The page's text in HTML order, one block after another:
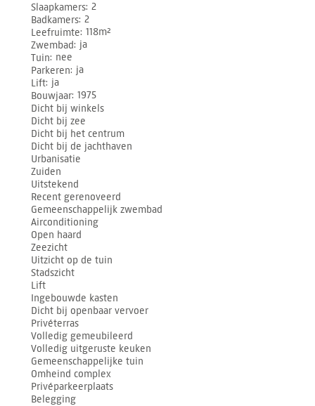
Slaapkamers 2
Badkamers 2
Leefruimte 118m²
Zwembad ja
Tuin nee
Parkeren ja
Lift ja
Bouwjaar 1975
Dicht bij winkels
Dicht bij zee
Dicht bij het centrum
Dicht bij de jachthaven
Urbanisatie
Zuiden
Uitstekend
Recent gerenoveerd
Gemeenschappelijk zwembad
Airconditioning
Open haard
Zeezicht
Uitzicht op de tuin
Stadszicht
Lift
Ingebouwde kasten
Dicht bij openbaar vervoer
Privéterras
Volledig gemeubileerd
Volledig uitgeruste keuken
Gemeenschappelijke tuin
Omheind complex
Privéparkeerplaats
Belegging